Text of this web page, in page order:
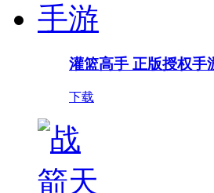
灌篮高手 正版授权手
下载